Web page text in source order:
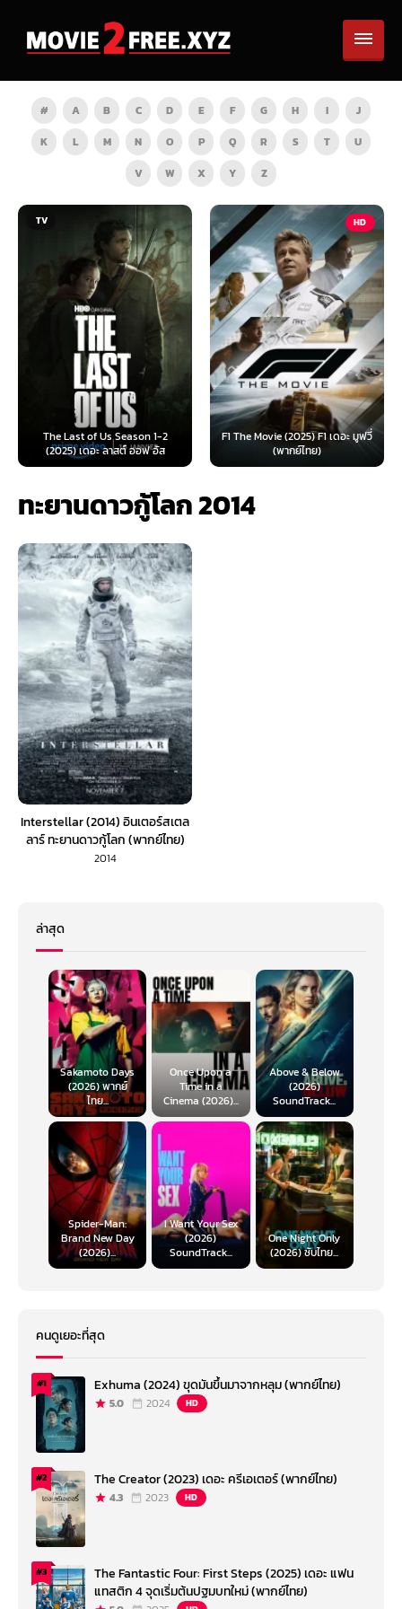
# A B C D E F G H I
J
K
L M N O P Q R S T
U
V
W X Y Z
Last of Us Season 1-2
เดอะ ลาสต์ ออฟ อัส
HD
F1 The Movie (2025) F1 เดอะ มูฟวี่
Furiosa:
ทะยานดาวกู้โลก 2014
Interstellar (2014) อินเตอร์สเตล
ลาร์ ทะยานดาวกู้โลก (พากย์ไทย)
2014
ล่าสุด
Sakamoto Days
(2026) พากย์
ไทย...
Once Upon a
Time in a
Cinema (2026)...
Above & Below
(2026)
SoundTrack...
Spider-Man:
Brand New Day
(2026)...
I Want Your Sex
(2026)
SoundTrack...
One Night Only
(2026) ซับไทย...
คนดูเยอะที่สุด
#1 Exhuma (2024) ขุดมันขึ้นมาจากหลุม (พากย์ไทย)
5.0 2024 HD
#2 The Creator (2023) เดอะ ครีเอเตอร์ (พากย์ไทย)
4.3 2023 HD
#3
The Fantastic Four: First Steps (2025) เดอะ แฟน
แทสติก 4 จุดเริ่มต้นปฐมบทใหม่ (พากย์ไทย)